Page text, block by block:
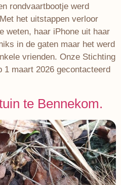
rondvaartbootje werd
het uitstappen verloor
weten, haar iPhone uit haar
in de gaten maar het werd
vrienden. Onze Stichting
1 maart 2026 gecontacteerd
te Bennekom.